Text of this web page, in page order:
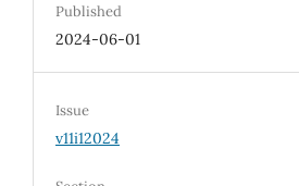
Published
2024-06-01
Issue
v11i12024